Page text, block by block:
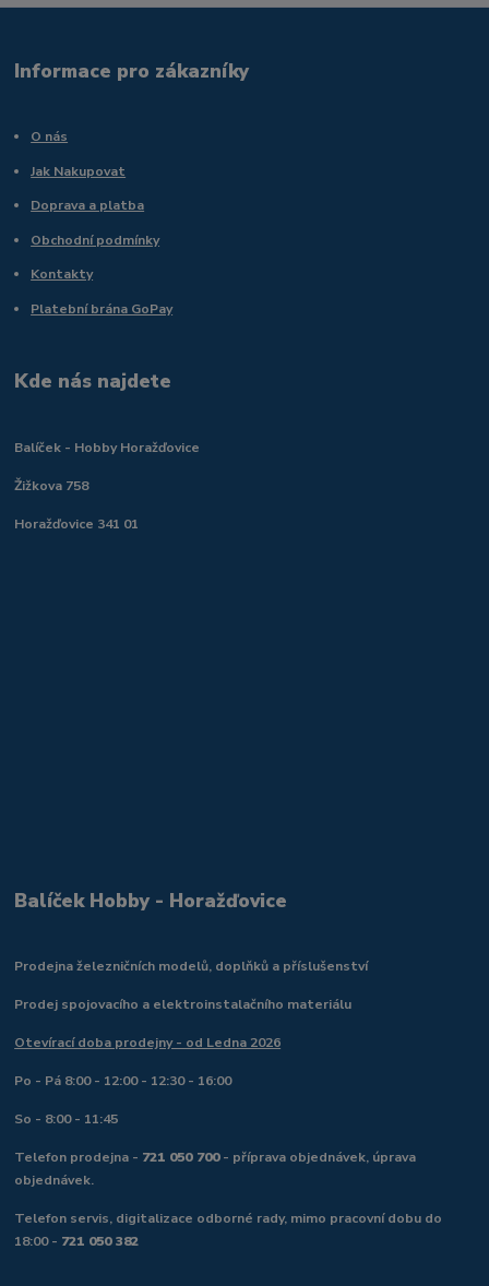
Informace pro zákazníky
O nás
Jak Nakupovat
Doprava a platba
Obchodní podmínky
Kontakty
Platební brána GoPay
Kde nás najdete
Balíček - Hobby Horažďovice
Žižkova 758
Horažďovice 341 01
Balíček Hobby - Horažďovice
Prodejna železničních modelů, doplňků a příslušenství
Prodej spojovacího a elektroinstalačního materiálu
Otevírací doba prodejny - od Ledna 2026
Po - Pá 8:00 - 12:00 - 12:30 - 16:00
So - 8:00 - 11:45
Telefon prodejna - 721 050 700- příprava objednávek, úprava
objednávek.
Telefon servis, digitalizace odborné rady, mimo pracovní dobu do
18:00 - 721 050 382